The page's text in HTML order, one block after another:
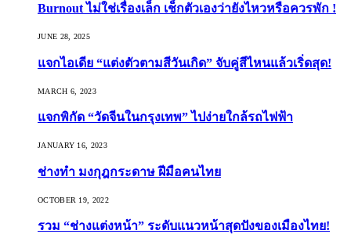
Burnout ไม่ใช่เรื่องเล็ก เช็กตัวเองว่ายังไหวหรือควรพัก !
JUNE 28, 2025
แจกไอเดีย “แต่งตัวตามสีวันเกิด” จับคู่สีไหนแล้วเริ่ดสุด!
MARCH 6, 2023
แจกพิกัด “วัดจีนในกรุงเทพ” ไปง่ายใกล้รถไฟฟ้า
JANUARY 16, 2023
ช่างทำ มงกุฎกระดาษ ฝีมือคนไทย
OCTOBER 19, 2022
รวม “ช่างแต่งหน้า” ระดับแนวหน้าสุดปังของเมืองไทย!